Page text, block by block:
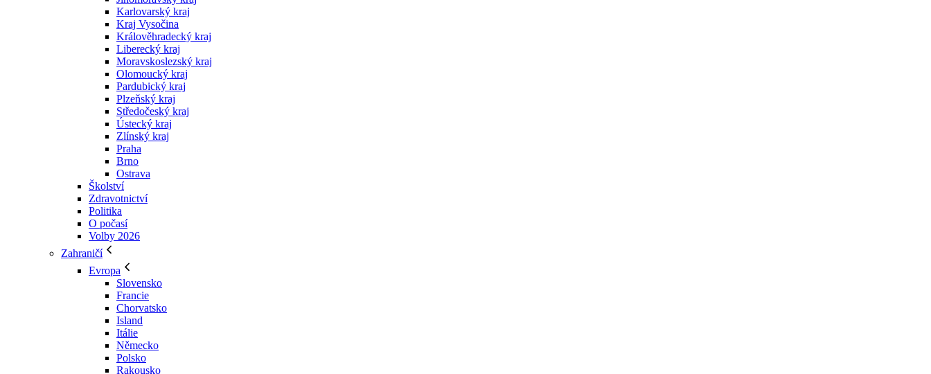
Karlovarský kraj
Kraj Vysočina
Králověhradecký kraj
Liberecký kraj
Moravskoslezský kraj
Olomoucký kraj
Pardubický kraj
Plzeňský kraj
Středočeský kraj
Ústecký kraj
Zlínský kraj
Praha
Brno
Ostrava
Školství
Zdravotnictví
Politika
O počasí
Volby 2026
Zahraničí
Evropa
Slovensko
Francie
Chorvatsko
Island
Itálie
Německo
Polsko
Rakousko